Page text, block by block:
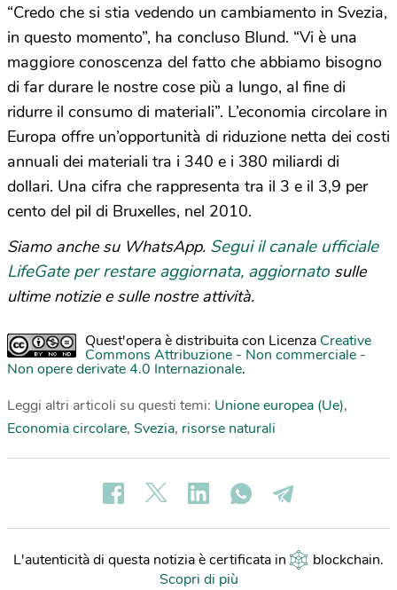
“Credo che si stia vedendo un cambiamento in Svezia,
in questo momento”, ha concluso Blund. “Vi è una
maggiore conoscenza del fatto che abbiamo bisogno
di far durare le nostre cose più a lungo, al fine di
ridurre il consumo di materiali”. L’economia circolare in
Europa offre un’opportunità di riduzione netta dei costi
annuali dei materiali tra i 340 e i 380 miliardi di
dollari. Una cifra che rappresenta tra il 3 e il 3,9 per
cento del pil di Bruxelles, nel 2010.
Siamo anche su WhatsApp. Segui il canale ufficiale
LifeGate per restare aggiornata, aggiornato sulle
ultime notizie e sulle nostre attività.
Quest'opera è distribuita con Licenza Creative
Commons Attribuzione - Non commerciale -
Non opere derivate 4.0 Internazionale.
Leggi altri articoli su questi temi: Unione europea (Ue),
Economia circolare, Svezia, risorse naturali
L'autenticità di questa notizia è certificata in blockchain.
Scopri di più